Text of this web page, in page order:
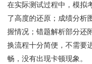
在实际测试过程中，模拟
了高度的还原；成绩分析
握情况；错题解析部分还
换流程十分简便，不需要
畅，没有出现卡顿现象。